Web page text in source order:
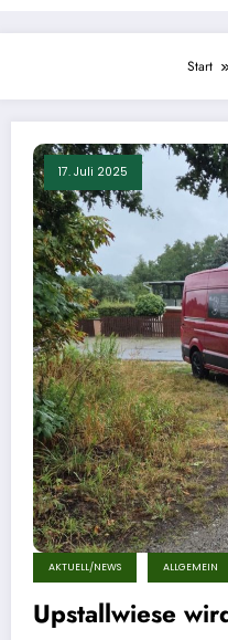
Start
17. Juli 2025
AKTUELL/NEWS ALLGEMEIN
Upstallwiese